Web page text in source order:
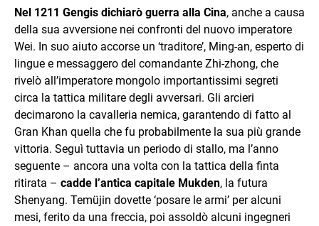
Nel 1211 Gengis dichiarò guerra alla Cina, anche a causa
della sua avversione nei confronti del nuovo imperatore
Wei. In suo aiuto accorse un ‘traditore’, Ming-an, esperto di
lingue e messaggero del comandante Zhi-zhong, che
rivelò all’imperatore mongolo importantissimi segreti
circa la tattica militare degli avversari. Gli arcieri
decimarono la cavalleria nemica, garantendo di fatto al
Gran Khan quella che fu probabilmente la sua più grande
vittoria. Seguì tuttavia un periodo di stallo, ma l’anno
seguente – ancora una volta con la tattica della finta
ritirata – cadde l’antica capitale Mukden, la futura
Shenyang. Temüjin dovette ‘posare le armi’ per alcuni
mesi, ferito da una freccia, poi assoldò alcuni ingegneri